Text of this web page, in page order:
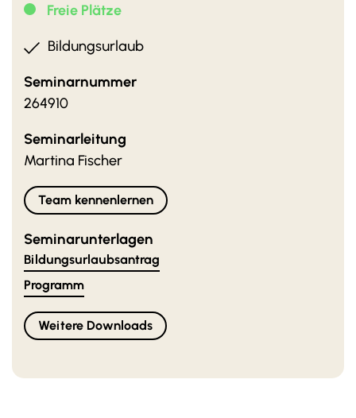
Freie Plätze
Bildungsurlaub
Seminarnummer
264910
Seminarleitung
Martina Fischer
Team kennenlernen
Seminarunterlagen
Bildungsurlaubsantrag
Programm
Weitere Downloads